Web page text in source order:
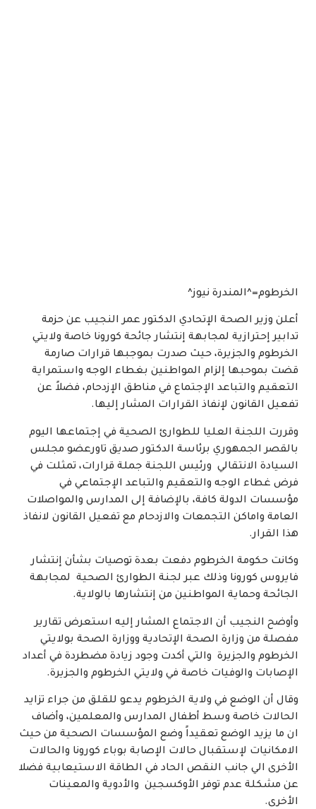
الخرطوم=^المندرة نيوز^
أعلن وزير الصحة الإتحادي الدكتور عمر النجيب عن حزمة
تدابير إحترازية لمجابهة إنتشار جائحة كورونا خاصة ولايتي
الخرطوم والجزيرة، حيث صدرت بموجبها قرارات صارمة
قضت بموحبها إلزام المواطنين بغطاء الوجه واستمراية
التعقيم والتباعد الإجتماع في مناطق الإزدحام، فضلاً عن
تفعيل القانون لإنفاذ القرارات المشار إليها.
وقررت اللجنة العليا للطوارئ الصحية في إجتماعها اليوم
بالقصر الجمهوري برئاسة الدكتور صديق تاورعضو مجلس
السيادة الانتقالي ورئيس اللجنة جملة قرارات، تمثلت في
فرض غطاء الوجه والتعقيم والتباعد الإجتماعي في
مؤسسات الدولة كافة، بالإضافة إلى المدارس والمواصلات
العامة واماكن التجمعات والازدحام مع تفعيل القانون لانفاذ
هذا القرار.
وكانت حكومة الخرطوم دفعت بعدة توصيات بشأن إنتشار
فايروس كورونا وذلك عبر لجنة الطوارئ الصحية لمجابهة
الجائحة وحماية المواطنين من إنتشارها بالولاية.
وأوضح النجيب أن الاجتماع المشار إليه استعرض تقارير
مفصلة من وزارة الصحة الإتحادية ووزارة الصحة بولايتي
الخرطوم والجزيرة والتي أكدت وجود زيادة مضطردة في أعداد
الإصابات والوفيات خاصة في ولايتي الخرطوم والجزيرة.
وقال أن الوضع في ولاية الخرطوم يدعو للقلق من جراء تزايد
الحالات خاصة وسط أطفال المدارس والمعلمين، وأضاف
ان ما يزيد الوضع تعقيداً وضع المؤسسات الصحية من حيث
الامكانيات لإستقبال حالات الإصابة بوباء كورونا والحالات
الأخرى الي جانب النقص الحاد في الطاقة الاستيعابية فضلا
عن مشكلة عدم توفر الأوكسجين والأدوية والمعينات
الأخرى.